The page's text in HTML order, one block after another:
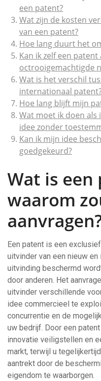
een patent?
Wat zijn de kosten
van een patent?
Hoe lang duurt het
Kan ik zelf een
octrooigemachtigde
Wat is het verschil
internationaal
Hoe lang blijft mijn
Wat moet ik doen
idee zonder
Kan ik mijn idee
goedgekeurd?
Wat is een
waarom
Een patent is een
uitvinder van een nieuw
uitvinding beschermd
door anderen. Het
uitvinder verschillende
idee commercieel te
concurrentie en de
uw bedrijf. Door een
innovatie veiligstellen en
markt, terwijl u
aantrekt door de
eigendom te waarborgen.